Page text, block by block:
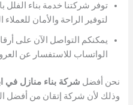
توفر شركتنا خدمة بناء
لتوفير الراحة والأمان للعملاء
يمكنكم التواصل الآن على
الواتساب للاستفسار عن
نحن أفضل شركة بناء منازل في
وذلك لأن شركة إتقان من أفضل